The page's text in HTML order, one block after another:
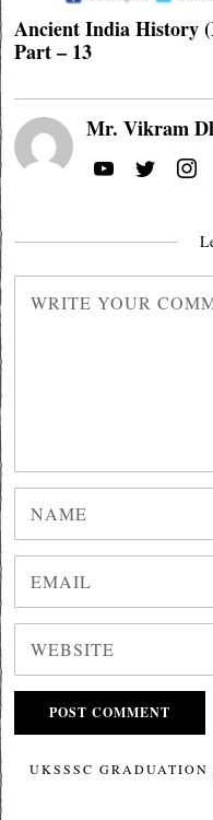
Ancient India History
Part – 13
Mr. Vikram
UKSSSC